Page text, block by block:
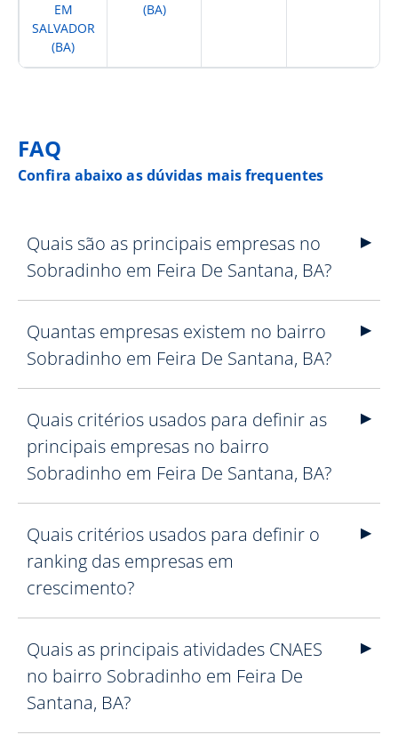
EM
SALVADOR
(BA)
(BA)
FAQ
Confira abaixo as dúvidas mais frequentes
Quais são as principais empresas no
Sobradinho em Feira De Santana, BA?
Quantas empresas existem no bairro
Sobradinho em Feira De Santana, BA?
Quais critérios usados para definir as
principais empresas no bairro
Sobradinho em Feira De Santana, BA?
Quais critérios usados para definir o
ranking das empresas em
crescimento?
Quais as principais atividades CNAES
no bairro Sobradinho em Feira De
Santana, BA?